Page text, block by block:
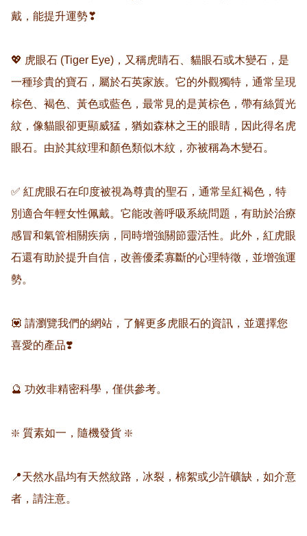
戴，能提升運勢❣
💖 虎眼石 (Tiger Eye)，又稱虎睛石、貓眼石或木變石，是
一種珍貴的寶石，屬於石英家族。它的外觀獨特，通常呈現
棕色、褐色、黃色或藍色，最常見的是黃棕色，帶有絲質光
紋，像貓眼卻更顯威猛，猶如森林之王的眼睛，因此得名虎
眼石。由於其紋理和顏色類似木紋，亦被稱為木變石。
✅ 紅虎眼石在印度被視為尊貴的聖石，通常呈紅褐色，特
別適合年輕女性佩戴。它能改善呼吸系統問題，有助於治療
感冒和氣管相關疾病，同時增強關節靈活性。此外，紅虎眼
石還有助於提升自信，改善優柔寡斷的心理特徵，並增強運
勢。
💟 請瀏覽我們的網站，了解更多虎眼石的資訊，並選擇您
喜愛的產品❣️
🔮 功效非精密科學，僅供參考。
❇️ 質素如一，隨機發貨 ❇️
📍天然水晶均有天然紋路，冰裂，棉絮或少許礦缺，如介意
者，請注意。